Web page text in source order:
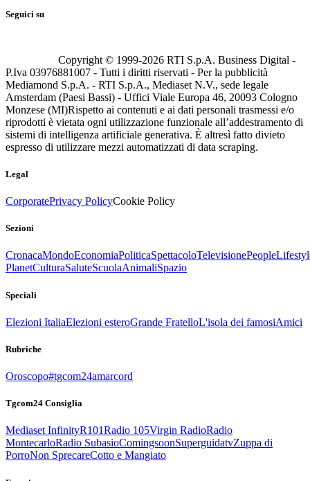
Seguici su
Copyright © 1999-2026 RTI S.p.A. Business Digital -
P.Iva 03976881007 - Tutti i diritti riservati - Per la pubblicità
Mediamond S.p.A. - RTI S.p.A., Mediaset N.V., sede legale
Amsterdam (Paesi Bassi) - Uffici Viale Europa 46, 20093 Cologno
Monzese (MI)Rispetto ai contenuti e ai dati personali trasmessi e/o
riprodotti è vietata ogni utilizzazione funzionale all’addestramento di
sistemi di intelligenza artificiale generativa. È altresì fatto divieto
espresso di utilizzare mezzi automatizzati di data scraping.
Legal
CorporatePrivacy PolicyCookie Policy
Sezioni
CronacaMondoEconomiaPoliticaSpettacoloTelevisionePeople
PlanetCulturaSaluteScuolaAnimaliSpazio
Speciali
Elezioni ItaliaElezioni esteroGrande FratelloL'isola dei famosiAmici
Rubriche
Oroscopo#tgcom24amarcord
Tgcom24 Consiglia
Mediaset InfinityR101Radio 105Virgin RadioRadio
MontecarloRadio SubasioComingsoonSuperguidatvZuppa di
PorroNon SprecareCotto e Mangiato